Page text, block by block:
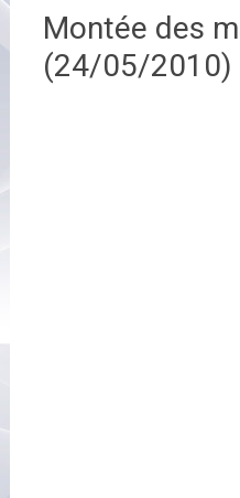
Montée des
(24/05/2010)